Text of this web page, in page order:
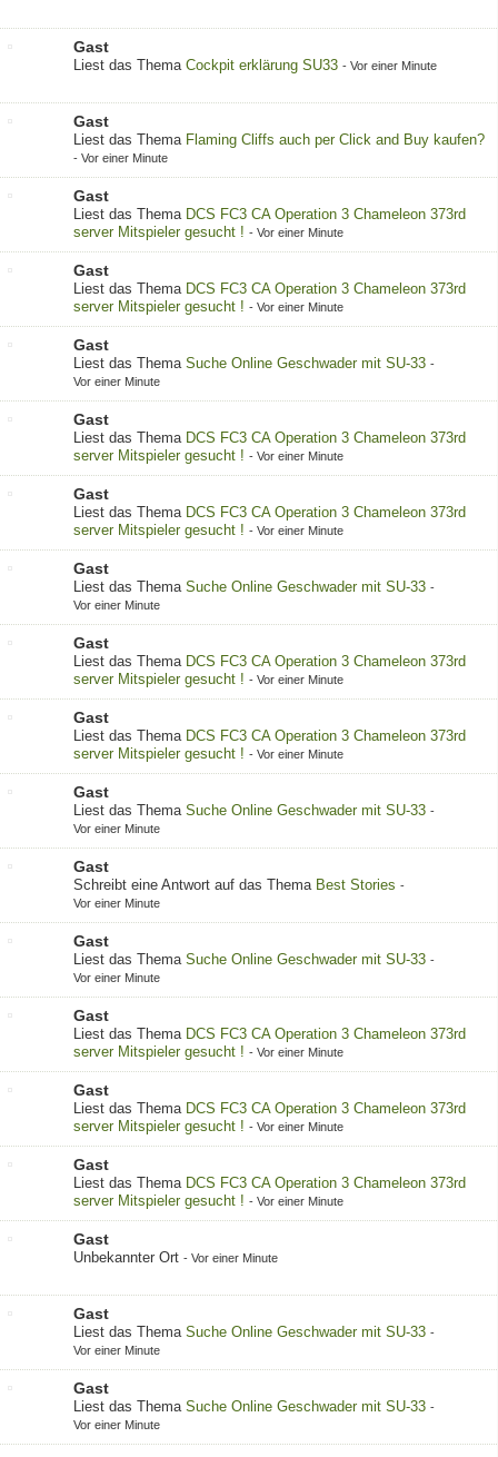
Gast
Liest das Thema Cockpit erklärung SU33 - Vor einer Minute
Gast
Liest das Thema Flaming Cliffs auch per Click and Buy kaufen?
- Vor einer Minute
Gast
Liest das Thema DCS FC3 CA Operation 3 Chameleon 373rd
server Mitspieler gesucht ! - Vor einer Minute
Gast
Liest das Thema DCS FC3 CA Operation 3 Chameleon 373rd
server Mitspieler gesucht ! - Vor einer Minute
Gast
Liest das Thema Suche Online Geschwader mit SU-33 -
Vor einer Minute
Gast
Liest das Thema DCS FC3 CA Operation 3 Chameleon 373rd
server Mitspieler gesucht ! - Vor einer Minute
Gast
Liest das Thema DCS FC3 CA Operation 3 Chameleon 373rd
server Mitspieler gesucht ! - Vor einer Minute
Gast
Liest das Thema Suche Online Geschwader mit SU-33 -
Vor einer Minute
Gast
Liest das Thema DCS FC3 CA Operation 3 Chameleon 373rd
server Mitspieler gesucht ! - Vor einer Minute
Gast
Liest das Thema DCS FC3 CA Operation 3 Chameleon 373rd
server Mitspieler gesucht ! - Vor einer Minute
Gast
Liest das Thema Suche Online Geschwader mit SU-33 -
Vor einer Minute
Gast
Schreibt eine Antwort auf das Thema Best Stories -
Vor einer Minute
Gast
Liest das Thema Suche Online Geschwader mit SU-33 -
Vor einer Minute
Gast
Liest das Thema DCS FC3 CA Operation 3 Chameleon 373rd
server Mitspieler gesucht ! - Vor einer Minute
Gast
Liest das Thema DCS FC3 CA Operation 3 Chameleon 373rd
server Mitspieler gesucht ! - Vor einer Minute
Gast
Liest das Thema DCS FC3 CA Operation 3 Chameleon 373rd
server Mitspieler gesucht ! - Vor einer Minute
Gast
Unbekannter Ort - Vor einer Minute
Gast
Liest das Thema Suche Online Geschwader mit SU-33 -
Vor einer Minute
Gast
Liest das Thema Suche Online Geschwader mit SU-33 -
Vor einer Minute